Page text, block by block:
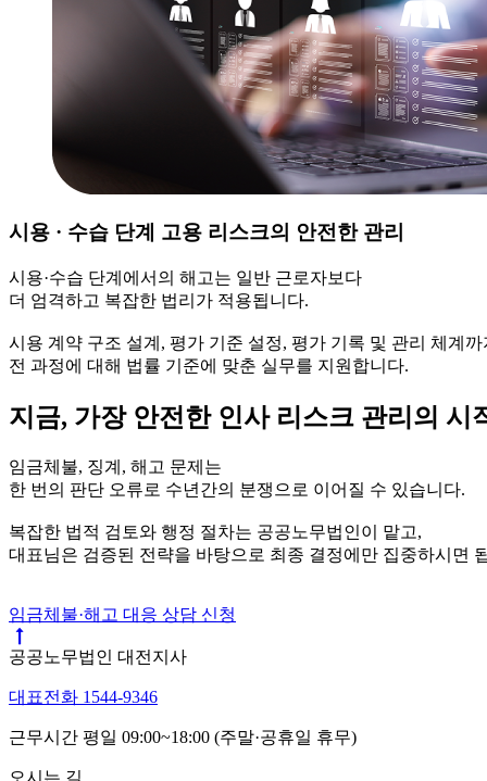
시용 · 수습 단계 고용 리스크의 안전한 관리
시용·수습 단계에서의 해고는 일반 근로자보다
더 엄격하고 복잡한 법리가 적용됩니다.
시용 계약 구조 설계, 평가 기준 설정, 평가 기록 및 관리 체계까
전 과정에 대해 법률 기준에 맞춘 실무를 지원합니다.
지금, 가장 안전한 인사 리스크 관리의 시
임금체불, 징계, 해고 문제는
한 번의 판단 오류로 수년간의 분쟁으로 이어질 수 있습니다.
복잡한 법적 검토와 행정 절차는 공공노무법인이 맡고,
대표님은 검증된 전략을 바탕으로 최종 결정에만 집중하시면
임금체불·해고 대응 상담 신청
공공노무법인 대전지사
대표전화 1544-9346
근무시간 평일 09:00~18:00 (주말·공휴일 휴무)
오시는 길